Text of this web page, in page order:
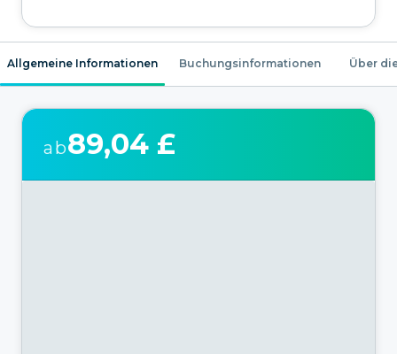
Allgemeine Informationen Buchungsinformationen Über
ab89,04 £